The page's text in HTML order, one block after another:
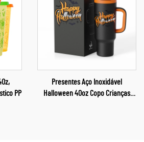
PP
Presentes Aço Inoxidável
Halloween 40oz Copo Crianças